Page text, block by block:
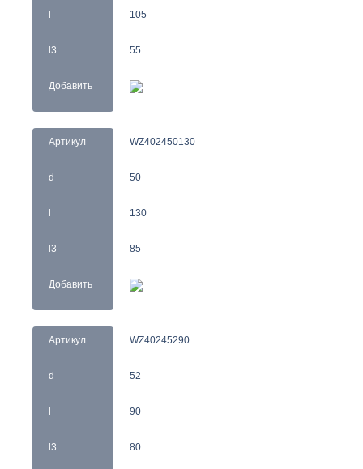
l3
Добавить
105
55
Артикул
d
l3
Добавить
WZ402450130
50
130
85
Артикул
d
l3
WZ40245290
52
90
80